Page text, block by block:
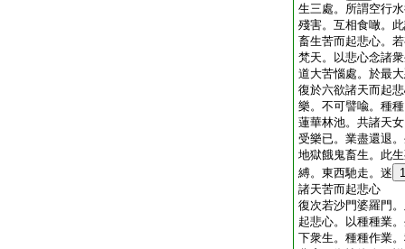
生三處。所謂空行
殘害。互相食噉。
畜生苦而起悲心。
梵天。以悲心念諸
道大苦惱處。於最
復於六欲諸天而起
樂。不可譬喩。種
蓮華林池。共諸天
受樂已。業盡還退
地獄餓鬼畜生。此
縛。東西馳走。迷
諸天苦而起悲心
復次若沙門婆羅門
起悲心。以種種業
下衆生。種種作業